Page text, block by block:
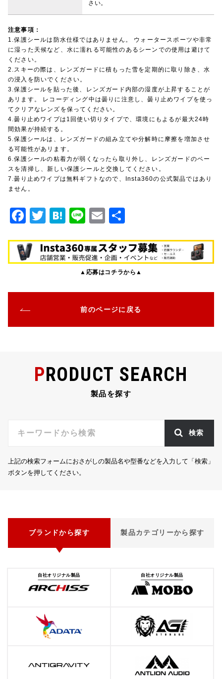
さい。
注意事項：
1.保護シールは防水仕様ではありません。 ウォータースポーツや非常
に湿った天候など、水に濡れる可能性のあるシーンでの使用は避けて
ください。
2.スキーの際は、レンズガードに積もった雪を定期的に取り除き、水
の浸入を防いでください。
3.保護シールを貼った後、レンズガード内部の湿度が上昇することが
あリます。 レコーディング中は曇りに注意し、曇り止めワイプを使っ
てクリアなレンズを保ってください。
4.曇り止めワイプは1回使い切りタイプで、環境にもよるが最大24時
間効果が持続する。
5.保護シールは、レンズガードの組み立てや分解時に摩擦を増加させ
る可能性があリます。
6.保護シールの粘着力が弱くなったら取り外し、レンズガードのベー
スを清掃し、新しい保護シールと交換してください。
7.曇り止めワイプは無料ギフトなので、Insta360の公式製品ではあり
ません。
F
c
e
o
o
k
T
it
te
H
e
n
Li
e
E
ai
l
▲応募はコチラから▲
前のページに戻る
PRODUCT SEARCH
製品を探す
検索
上記の検索フォームにおさがしの製品名や型番などを入力して「検索」
ボタンを押してください。
ブランドから探す 製品カテゴリーから探す
自社オリジナル製品 自社オリジナル製品